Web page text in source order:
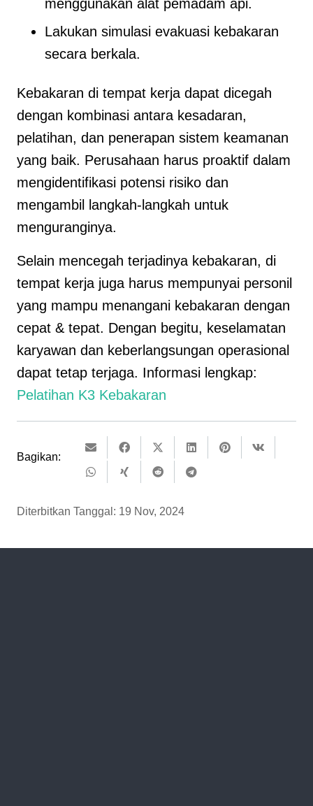
menggunakan alat pemadam api.
Lakukan simulasi evakuasi kebakaran
secara berkala.
Kebakaran di tempat kerja dapat dicegah
dengan kombinasi antara kesadaran,
pelatihan, dan penerapan sistem keamanan
yang baik. Perusahaan harus proaktif dalam
mengidentifikasi potensi risiko dan
mengambil langkah-langkah untuk
menguranginya.
Selain mencegah terjadinya kebakaran, di
tempat kerja juga harus mempunyai personil
yang mampu menangani kebakaran dengan
cepat & tepat. Dengan begitu, keselamatan
karyawan dan keberlangsungan operasional
dapat tetap terjaga. Informasi lengkap:
Pelatihan K3 Kebakaran
Bagikan:
Diterbitkan Tanggal: 19 Nov, 2024